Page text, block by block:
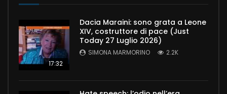
17:32
Dacia Maraini: sono grata a Leone
XIV, costruttore di pace (Just
Today 27 Luglio 2026)
SIMONA MARMORINO 2.2K